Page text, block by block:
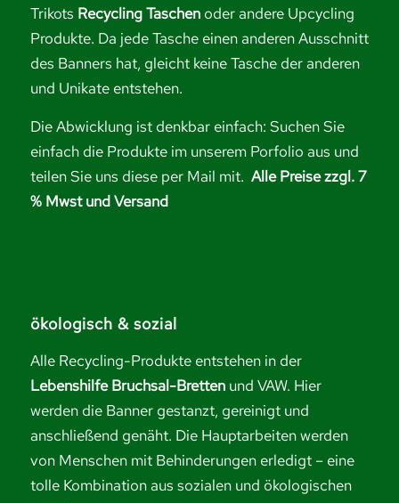
Trikots Recycling Taschenoder andere Upcycling
Produkte. Da jede Tasche einen anderen Ausschnitt
des Banners hat, gleicht keine Tasche der anderen
und Unikate entstehen.
Die Abwicklung ist denkbar einfach: Suchen Sie
einfach die Produkte im unserem Porfolio aus und
teilen Sie uns diese per Mail mit. Alle Preise zzgl. 7
% Mwst und Versand
ökologisch & sozial
Alle Recycling-Produkte entstehen in der
Lebenshilfe Bruchsal-Bretten und VAW. Hier
werden die Banner gestanzt, gereinigt und
anschließend genäht. Die Hauptarbeiten werden
von Menschen mit Behinderungen erledigt – eine
tolle Kombination aus sozialen und ökologischen